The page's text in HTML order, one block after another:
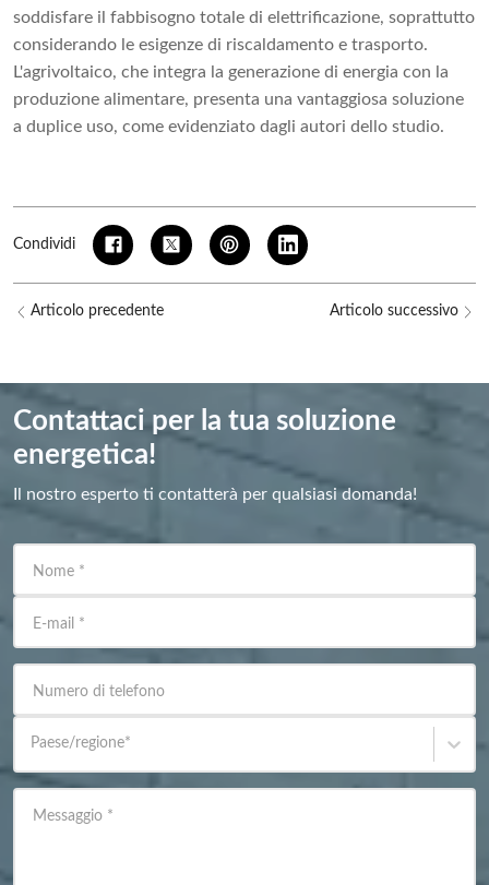
soddisfare il fabbisogno totale di elettrificazione, soprattutto
considerando le esigenze di riscaldamento e trasporto.
L'agrivoltaico, che integra la generazione di energia con la
produzione alimentare, presenta una vantaggiosa soluzione
a duplice uso, come evidenziato dagli autori dello studio.
Condividi
Articolo precedente Articolo successivo
Contattaci per la tua soluzione
energetica!
Il nostro esperto ti contatterà per qualsiasi domanda!
Nome *
E-mail *
Numero di telefono
Paese/regione*
Messaggio *